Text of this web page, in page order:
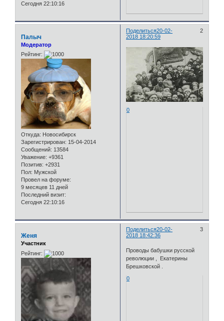
Сегодня 22:10:16
Поделиться 2
20-02-
2018 18:20:59
Палыч
Модератор
Рейтинг:
Откуда: Новосибирск
Зарегистрирован: 15-04-2014
Сообщений: 13584
Уважение: +9361
Позитив: +2931
Пол: Мужской
Провел на форуме:
9 месяцев 11 дней
Последний визит:
Сегодня 22:10:16
0
Поделиться 3
20-02-
2018 18:42:36
Женя
Участник
Рейтинг:
Проводы бабушки русской
революции , Екатерины
Брешковской .
0